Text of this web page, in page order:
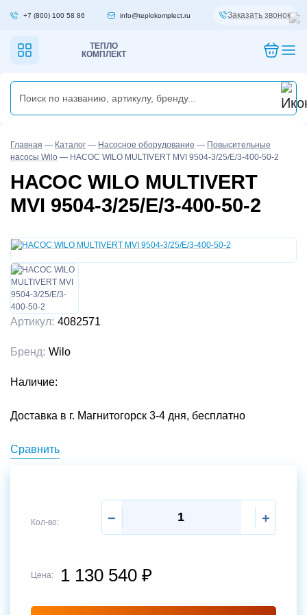
+7 (800) 100 58 86 info@teplokomplect.ru Заказать звонок
ТЕПЛО
КОМПЛЕКТ
Главная — Каталог — Насосное оборудование — Повысительные
насосы Wilo — НАСОС WILO MULTIVERT MVI 9504-3/25/E/3-400-50-2
НАСОС WILO MULTIVERT
MVI 9504-3/25/E/3-400-50-2
Артикул: 4082571
Бренд: Wilo
Наличие:
Доставка в г. Магнитогорск 3-4 дня, бесплатно
Сравнить
Кол-во: − +
Цена: 1 130 540 ₽